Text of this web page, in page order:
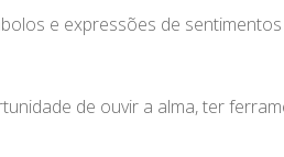
e expressões de
de ouvir a alma, ter